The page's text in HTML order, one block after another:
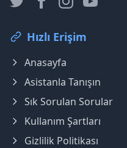
Hızlı Erişim
Anasayfa
Asistanla Tanışın
Sık Sorulan Sorular
Kullanım Şartları
Gizlilik Politikası